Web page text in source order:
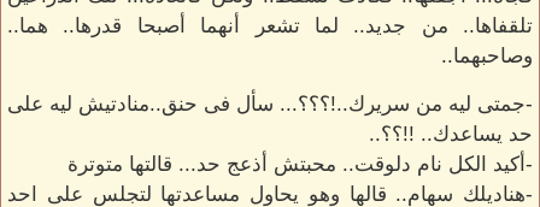
تلقفاها.. من جديد.. لما تشعر أنهما أصبحا قدرها.. هما..
وصاحبهما..
-جمتى ليه من سريرك..!؟؟؟... سأل فى حنق..منادتيش ليه على
حد يساعدك.. !!؟؟..
-أكيد الكل نام دلوقت.. محبتش أذعج حد... قالتها متوترة
-هناديلك سهام.. قالها وهو يحاول مساعدتها لتجلس على احد